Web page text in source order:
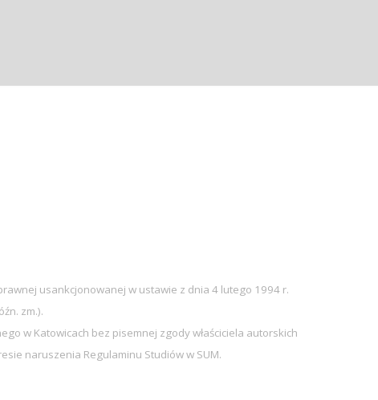
usankcjonowanej w ustawie z dnia 4 lutego 1994 r.
zm.).
w Katowicach bez pisemnej zgody właściciela autorskich
naruszenia Regulaminu Studiów w SUM.